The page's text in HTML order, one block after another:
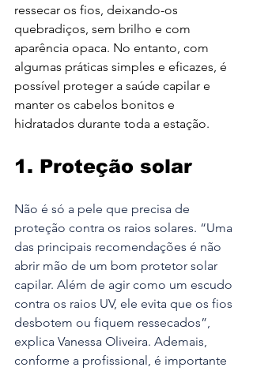
ressecar os fios, deixando-os
quebradiços, sem brilho e com
aparência opaca. No entanto, com
algumas práticas simples e eficazes, é
possível proteger a saúde capilar e
manter os cabelos bonitos e
hidratados durante toda a estação.
1. Proteção solar
Não é só a pele que precisa de
proteção contra os raios solares. “Uma
das principais recomendações é não
abrir mão de um bom protetor solar
capilar. Além de agir como um escudo
contra os raios UV, ele evita que os fios
desbotem ou fiquem ressecados”,
explica Vanessa Oliveira. Ademais,
conforme a profissional, é importante